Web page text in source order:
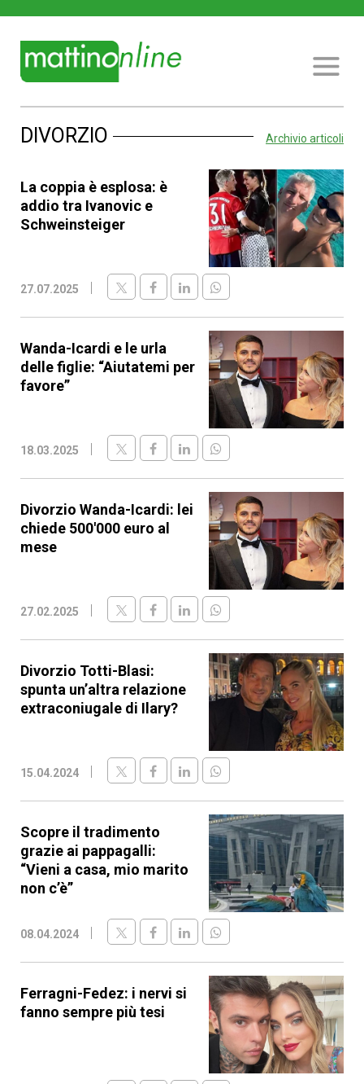
DIVORZIO Archivio articoli
La coppia è esplosa: è
addio tra Ivanovic e
Schweinsteiger
27.07.2025
Wanda-Icardi e le urla
delle figlie: “Aiutatemi per
favore”
18.03.2025
Divorzio Wanda-Icardi: lei
chiede 500'000 euro al
mese
27.02.2025
Divorzio Totti-Blasi:
spunta un’altra relazione
extraconiugale di Ilary?
15.04.2024
Scopre il tradimento
grazie ai pappagalli:
“Vieni a casa, mio marito
non c’è”
08.04.2024
Ferragni-Fedez: i nervi si
fanno sempre più tesi